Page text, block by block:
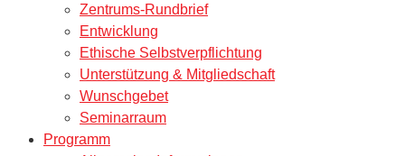
Zentrums-Rundbrief
Entwicklung
Ethische Selbstverpflichtung
Unterstützung & Mitgliedschaft
Wunschgebet
Seminarraum
Programm